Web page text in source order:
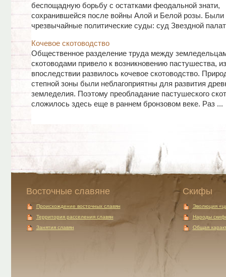
беспощадную борьбу с остатками феодальной знати,
сохранившейся после войны Алой и Белой розы. Были
чрезвычайные политические суды: суд Звездной
Кочевое скотоводство
Общественное разделение труда между
скотоводами привело к возникновению пастушества, из
впоследствии развилось кочевое скотоводство.
степной зоны были неблагоприятны для развития
земледелия. Поэтому преобладание пастушеского
сложилось здесь еще в раннем бронзовом веке. Раз ...
Восточные славяне
Происхождение восточных славян
Территория расселения славян
Занятия славян
Скифы
Эволюция
Народы
Общая